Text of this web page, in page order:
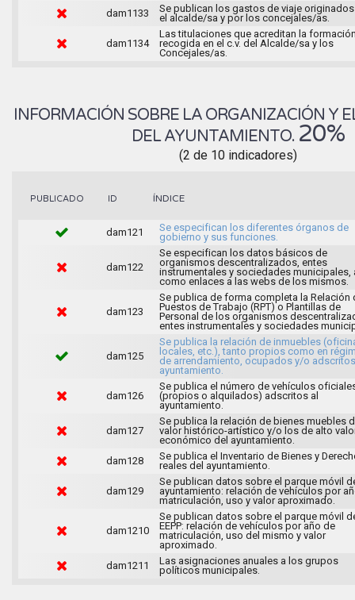
dam1133
Se publican los gastos de viaje
el alcalde/sa y por los concejales/as.
dam1134
Las titulaciones que acreditan la
recogida en el c.v. del Alcalde/sa y los
Concejales/as.
INFORMACIÓN SOBRE LA ORGANIZACIÓN Y
DEL AYUNTAMIENTO. 20%
(2 de 10 indicadores)
PUBLICADO ID ÍNDICE
dam121
Se especifican los diferentes órganos de
gobierno y sus funciones.
dam122
Se especifican los datos básicos de
organismos descentralizados, entes
instrumentales y sociedades municipales,
como enlaces a las webs de los mismos.
dam123
Se publica de forma completa la Relación
Puestos de Trabajo (RPT) o Plantillas de
Personal de los organismos
entes instrumentales y sociedades
dam125
Se publica la relación de inmuebles
locales, etc.), tanto propios como en
de arrendamiento, ocupados y/o
ayuntamiento.
dam126
Se publica el número de vehículos
(propios o alquilados) adscritos al
ayuntamiento.
dam127
Se publica la relación de bienes muebles
valor histórico-artístico y/o los de alto
económico del ayuntamiento.
dam128
Se publica el Inventario de Bienes y
reales del ayuntamiento.
dam129
Se publican datos sobre el parque móvil
ayuntamiento: relación de vehículos por
matriculación, uso y valor aproximado.
dam1210
Se publican datos sobre el parque móvil
EEPP: relación de vehículos por año de
matriculación, uso del mismo y valor
aproximado.
dam1211
Las asignaciones anuales a los grupos
políticos municipales.